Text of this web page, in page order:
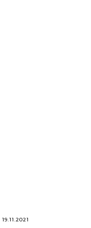
19.11.2021